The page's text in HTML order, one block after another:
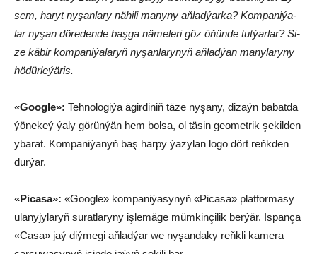
sem, ha­ryt ny­şan­la­ry nä­hi­li ma­ny­ny aň­lad­ýar­ka? Kom­pa­ni­ýa­
lar ny­şan dö­re­den­de baş­ga nä­me­le­ri göz öňün­de tut­ýar­lar? Si­
ze kä­bir kom­pa­ni­ýa­la­ryň ny­şan­la­ry­nyň aň­lad­ýan ma­ny­la­ry­ny
hö­dür­le­ýä­ris.
«Go­og­le»: Teh­no­lo­gi­ýa ägir­di­niň tä­ze ny­şa­ny, di­zaýn ba­bat­da
ýö­ne­keý ýa­ly gö­rün­ýän hem bol­sa, ol tä­sin geo­met­rik şe­kil­den
yba­rat. Kom­pa­ni­ýa­nyň baş har­py ýa­zy­lan lo­go dört reňk­den
dur­ýar.
«Picasa»: «Go­og­le» kom­pa­ni­ýa­sy­nyň «Picasa» plat­for­ma­sy
ula­ny­jy­la­ryň su­rat­la­ry­ny iş­le­mä­ge müm­kin­çi­lik ber­ýär. Is­pan­ça
«Casa» jaý diý­me­gi aň­lad­ýar we ny­şan­daky reňk­li ka­me­ra